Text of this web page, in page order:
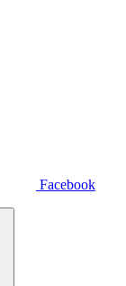
Facebook